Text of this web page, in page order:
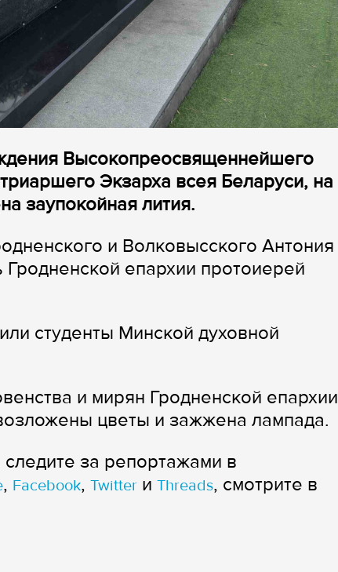
Высокопреосвященнейшего
Экзарха всея Беларуси, на
заупокойная лития.
и Волковысского Антония
епархии протоиерей
студенты Минской духовной
и мирян Гродненской епархии
цветы и зажжена лампада.
следите за репортажами в
, Facebook, Twitter и Threads, смотрите в